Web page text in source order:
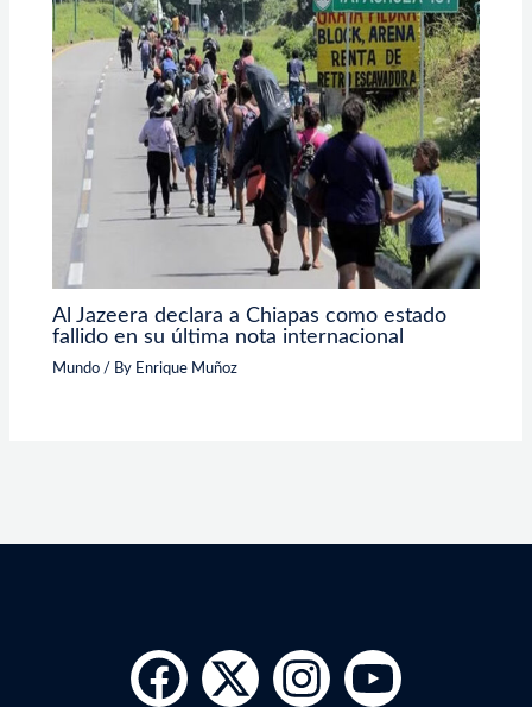
Al Jazeera declara a Chiapas como estado
fallido en su última nota internacional
Mundo / By Enrique Muñoz